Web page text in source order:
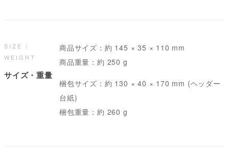
SIZE /
WEIGHT
サイズ・重量
商品サイズ：約 145 × 35 × 110 mm
商品重量：約 250 g
梱包サイズ：約 130 × 40 × 170 mm (ヘッダー
台紙)
梱包重量：約 260 g